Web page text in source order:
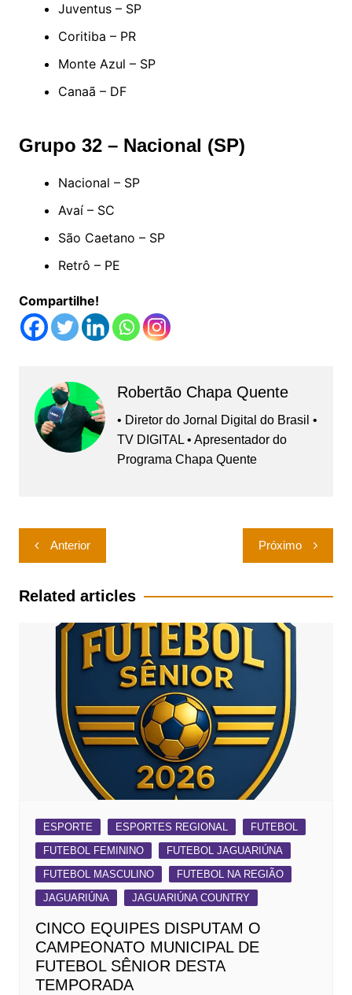
Juventus – SP
Coritiba – PR
Monte Azul – SP
Canaã – DF
Grupo 32 – Nacional (SP)
Nacional – SP
Avaí – SC
São Caetano – SP
Retrô – PE
Compartilhe!
Robertão Chapa Quente
• Diretor do Jornal Digital do Brasil •
TV DIGITAL • Apresentador do
Programa Chapa Quente
Navegação
de
Post
Anterior Próximo
Related articles
ESPORTE ESPORTES REGIONAL
FUTEBOL
FUTEBOL FEMININO
FUTEBOL JAGUARIÚNA
FUTEBOL MASCULINO
FUTEBOL NA REGIÃO
JAGUARIÚNA
JAGUARIÚNA COUNTRY
CINCO EQUIPES DISPUTAM O
CAMPEONATO MUNICIPAL DE
FUTEBOL SÊNIOR DESTA
TEMPORADA